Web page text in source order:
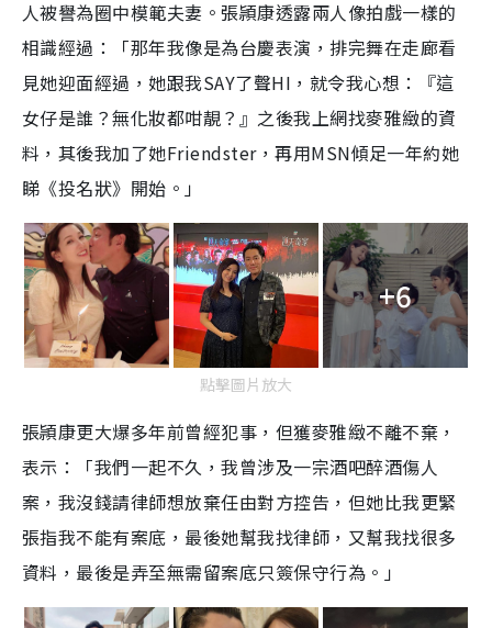
人被譽為圈中模範夫妻。張頴康透露兩人像拍戲一樣的
相識經過：「那年我像是為台慶表演，排完舞在走廊看
見她迎面經過，她跟我SAY了聲HI，就令我心想：『這
女仔是誰？無化妝都咁靚？』之後我上網找麥雅緻的資
料，其後我加了她Friendster，再用MSN傾足一年約她
睇《投名狀》開始。」
+6
點擊圖片放大
張頴康更大爆多年前曾經犯事，但獲麥雅緻不離不棄，
表示：「我們一起不久，我曾涉及一宗酒吧醉酒傷人
案，我沒錢請律師想放棄任由對方控告，但她比我更緊
張指我不能有案底，最後她幫我找律師，又幫我找很多
資料，最後是弄至無需留案底只簽保守行為。」